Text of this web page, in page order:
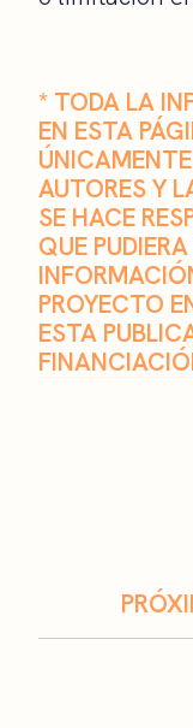
* TODA LA
EN ESTA
AUTORES Y
SE HACE
QUE
PROYECTO
ESTA